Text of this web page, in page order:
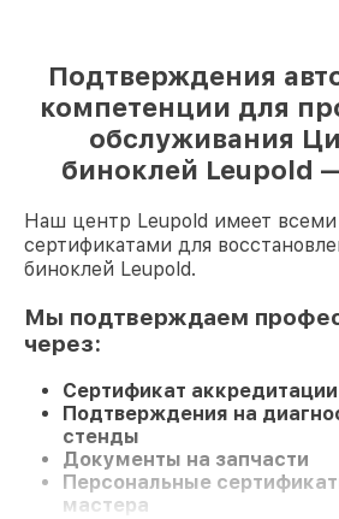
Подтверждения
компетенции для
обслуживания
биноклей Leupold
Наш центр Leupold имеет всеми
сертификатами для
биноклей Leupold.
Мы подтверждаем
через:
Сертификат аккредитации
Подтверждения на
стенды
Документы на запчасти
Персональные
мастера